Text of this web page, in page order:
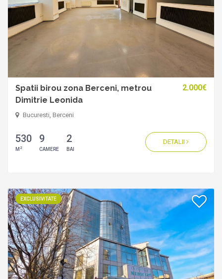
Spatii birou zona Berceni, metrou
Dimitrie Leonida
2.000€
Bucuresti, Berceni
530
M 2
9
CAMERE
2
BAI
DETALII
EXCLUSIVITATE